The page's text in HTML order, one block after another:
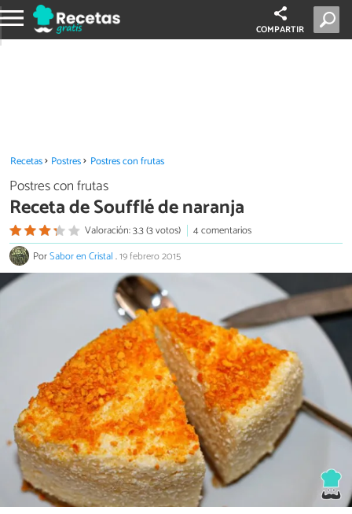
COMPARTIR
Recetas Postres Postres con frutas
Postres con frutas
Receta de Soufflé de naranja
Valoración: 3.3 (3 votos)
4 comentarios
PorSabor en Cristal.19 febrero 2015